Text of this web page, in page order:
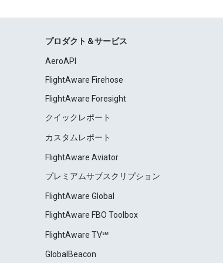
プロダクト＆サービス
AeroAPI
FlightAware Firehose
FlightAware Foresight
クイックレポート
カスタムレポート
FlightAware Aviator
プレミアムサブスクリプション
FlightAware Global
FlightAware FBO Toolbox
FlightAware TV℠
GlobalBeacon